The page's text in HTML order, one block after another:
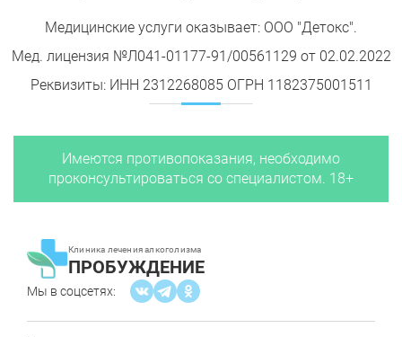
Медицинские услуги оказывает: ООО "Детокс".
Мед. лицензия №Л041-01177-91/00561129 от 02.02.2022
Реквизиты: ИНН 2312268085 ОГРН 1182375001511
Имеются противопоказания, необходимо
проконсультироваться со специалистом. 18+
Клиника лечения алкоголизма
ПРОБУЖДЕНИЕ
Мы в соцсетях: